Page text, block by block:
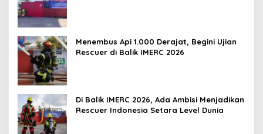
Menembus Api 1.000 Derajat, Begini Ujian
Rescuer di Balik IMERC 2026
Di Balik IMERC 2026, Ada Ambisi Menjadikan
Rescuer Indonesia Setara Level Dunia